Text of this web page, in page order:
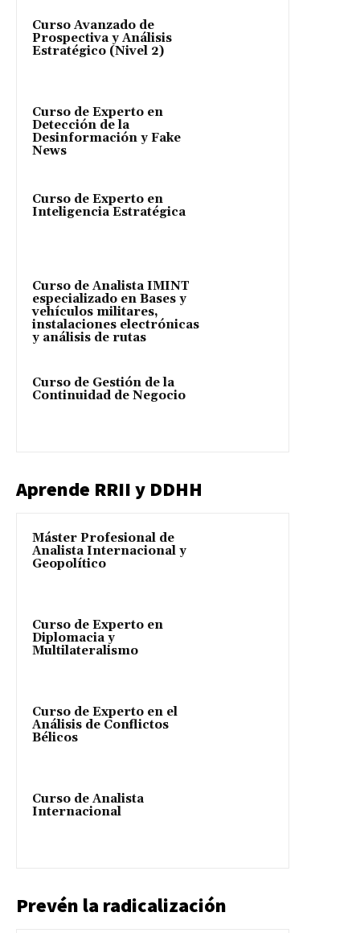
Curso Avanzado de
Prospectiva y Análisis
Estratégico (Nivel 2)
Curso de Experto en
Detección de la
Desinformación y Fake
News
Curso de Experto en
Inteligencia Estratégica
Curso de Analista IMINT
especializado en Bases y
vehículos militares,
instalaciones electrónicas
y análisis de rutas
Curso de Gestión de la
Continuidad de Negocio
Aprende RRII y DDHH
Máster Profesional de
Analista Internacional y
Geopolítico
Curso de Experto en
Diplomacia y
Multilateralismo
Curso de Experto en el
Análisis de Conflictos
Bélicos
Curso de Analista
Internacional
Prevén la radicalización